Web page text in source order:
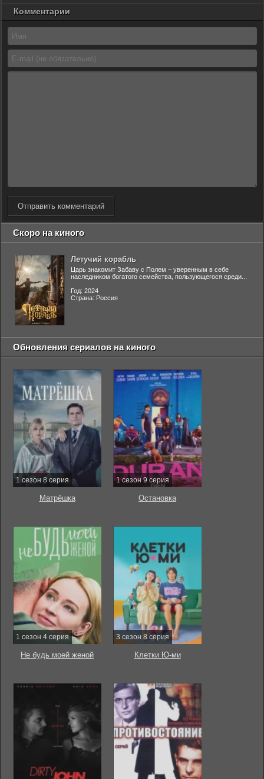
Комментарии
Отправить комментарий
Скоро на киного
Летучий корабль
Царь знакомит Забаву с Полем – уверенным в себе
наследником богатого семейства, пользующегося среди...
Год: 2024
Страна: Россия
Обновления сериалов на киного
1 сезон 8 серия
Матрёшка
1 сезон 9 серия
Остановка
1 сезон 4 серия
Не будь моей женой
3 сезон 8 серия
Клетки Ю-ми